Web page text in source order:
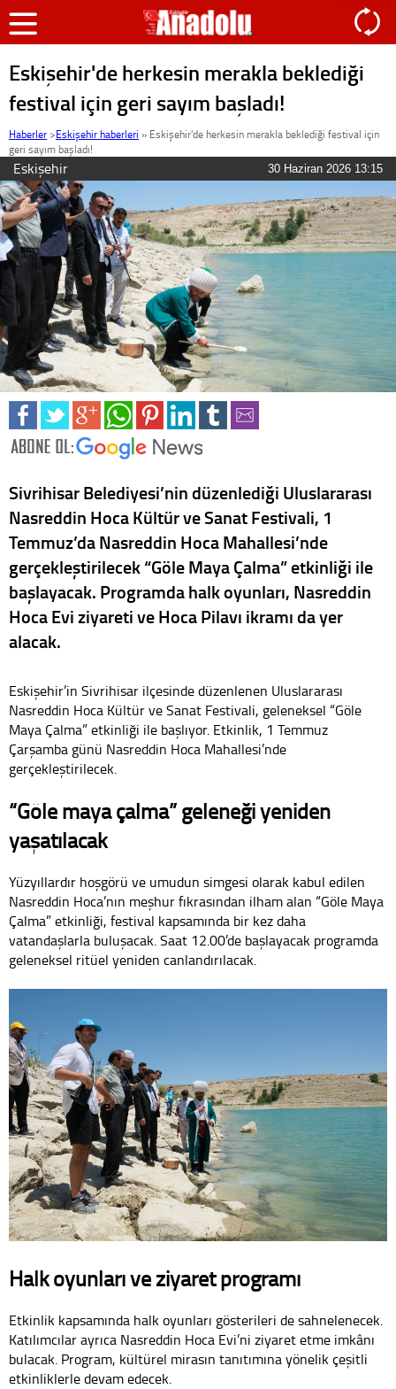
Eskişehir'de herkesin merakla beklediği
festival için geri sayım başladı!
Haberler >Eskişehir haberleri » Eskişehir'de herkesin merakla beklediği festival için
geri sayım başladı!
Eskişehir 30 Haziran 2026 13:15
Sivrihisar Belediyesi’nin düzenlediği Uluslararası
Nasreddin Hoca Kültür ve Sanat Festivali, 1
Temmuz’da Nasreddin Hoca Mahallesi’nde
gerçekleştirilecek “Göle Maya Çalma” etkinliği ile
başlayacak. Programda halk oyunları, Nasreddin
Hoca Evi ziyareti ve Hoca Pilavı ikramı da yer
alacak.
Eskişehir’in Sivrihisar ilçesinde düzenlenen Uluslararası
Nasreddin Hoca Kültür ve Sanat Festivali, geleneksel “Göle
Maya Çalma” etkinliği ile başlıyor. Etkinlik, 1 Temmuz
Çarşamba günü Nasreddin Hoca Mahallesi’nde
gerçekleştirilecek.
“Göle maya çalma” geleneği yeniden
yaşatılacak
Yüzyıllardır hoşgörü ve umudun simgesi olarak kabul edilen
Nasreddin Hoca’nın meşhur fıkrasından ilham alan “Göle Maya
Çalma” etkinliği, festival kapsamında bir kez daha
vatandaşlarla buluşacak. Saat 12.00’de başlayacak programda
geleneksel ritüel yeniden canlandırılacak.
Halk oyunları ve ziyaret programı
Etkinlik kapsamında halk oyunları gösterileri de sahnelenecek.
Katılımcılar ayrıca Nasreddin Hoca Evi’ni ziyaret etme imkânı
bulacak. Program, kültürel mirasın tanıtımına yönelik çeşitli
etkinliklerle devam edecek.